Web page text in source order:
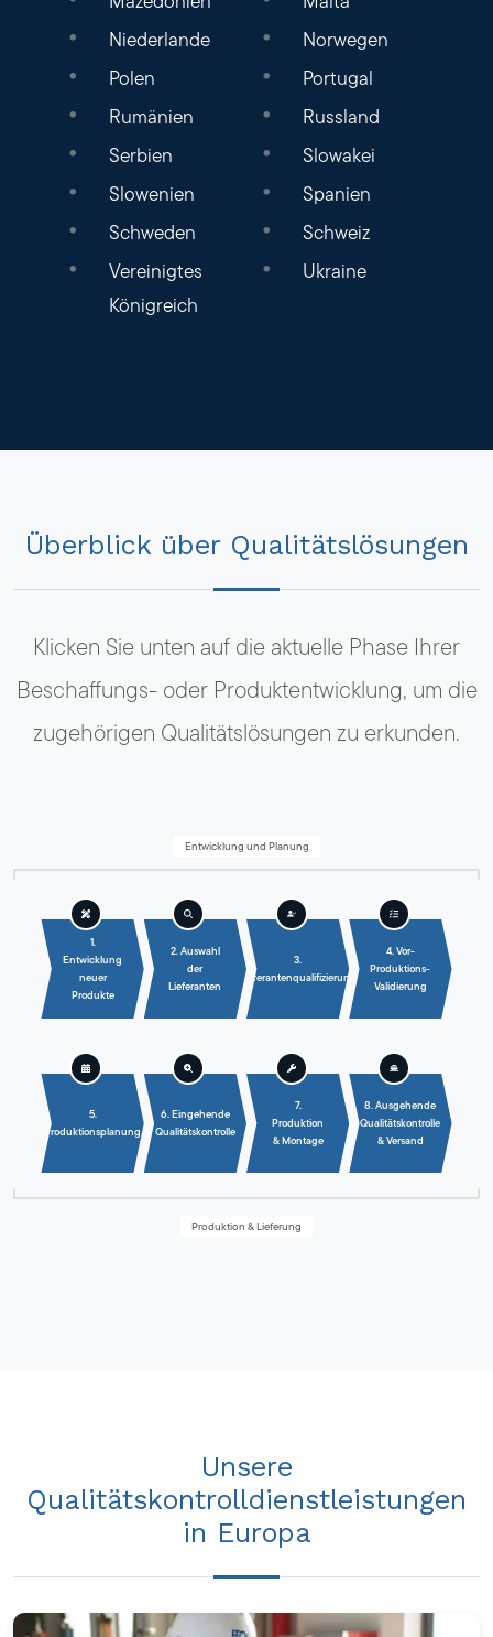
Niederlande
Norwegen
Polen
Portugal
Rumänien
Russland
Serbien
Slowakei
Slowenien
Spanien
Schweden
Schweiz
Vereinigtes
Königreich
Ukraine
Überblick über Qualitätslösungen
Klicken Sie unten auf die aktuelle Phase Ihrer
Beschaffungs- oder Produktentwicklung, um die
zugehörigen Qualitätslösungen zu erkunden.
1.
Entwicklung
neuer
Produkte
2. Auswahl
der
Lieferanten
3.
Lieferantenqualifizierung
4. Vor-
Produktions-
Validierung
5.
Produktionsplanung
6. Eingehende
Qualitätskontrolle
7.
Produktion
& Montage
8. Ausgehende
Qualitätskontrolle
& Versand
Entwicklung und Planung
Produktion & Lieferung
Unsere
Qualitätskontrolldienstleistungen
in Europa